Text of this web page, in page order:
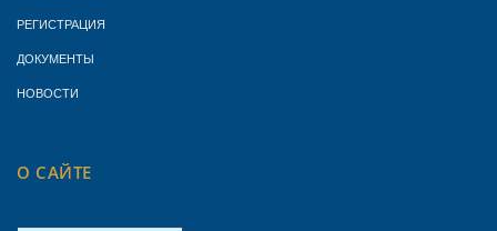
РЕГИСТРАЦИЯ
ДОКУМЕНТЫ
НОВОСТИ
О САЙТЕ